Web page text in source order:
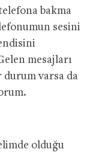
bakma
sesini
mesajları
durum varsa da
olduğu